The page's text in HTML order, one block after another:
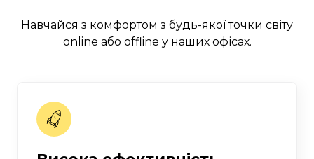
Навчайся з комфортом з будь-якої точки світу
online або offline у наших офісах.